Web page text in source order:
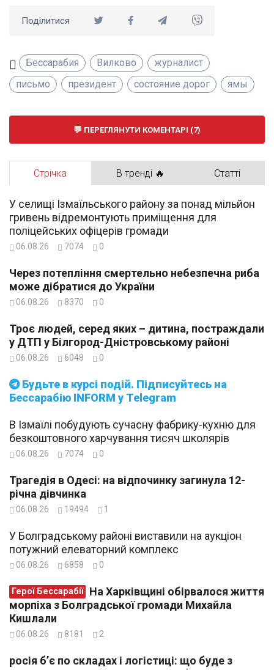
Поділитися
Бессарабия Вилково
журналист
письмо
президент состояние дорог ямы
ПЕРЕГЛЯНУТИ КОМЕНТАРІ (7)
Стрічка В тренді 🔥 Статті
Будьте в курсі подій. Підписуйтесь на
Бессарабію INFORM у Telegram
У селищі Ізмаїльського району за понад мільйон
гривень відремонтують приміщення для
поліцейських офіцерів громади
06.08.26 7074 0
Через потепління смертельно небезпечна риба
може дібратися до України
06.08.26 8370 0
Троє людей, серед яких – дитина, постраждали
у ДТП у Білгород-Дністровському районі
06.08.26 6048 0
В Ізмаїлі побудують сучасну фабрику-кухню для
безкоштовного харчування тисяч школярів
06.08.26 7074 0
Трагедія в Одесі: на відпочинку загинула 12-
річна дівчинка
06.08.26 19494 1
У Болградському районі виставили на аукціон
потужний елеваторний комплекс
06.08.26 6858 0
Герої Бессарабії
морпіха з Болградської громади Михайла
Кишлали
06.08.26 8181 2
росія б’є по складах і логістиці: що буде з